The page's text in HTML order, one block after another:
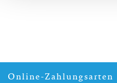
Online-Zahlungsarten